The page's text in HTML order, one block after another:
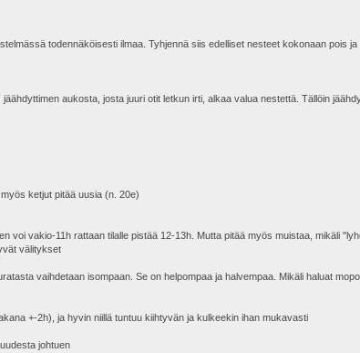
todennäköisesti ilmaa. Tyhjennä siis edelliset nesteet kokonaan pois
aukosta, josta juuri otit letkun irti, alkaa valua nestettä. Tällöin
ketjut pitää uusia (n. 20e)
vakio-11h rattaan tilalle pistää 12-13h. Mutta pitää myös muistaa, mikäli
välitykset
vaihdetaan isompaan. Se on helpompaa ja halvempaa. Mikäli haluat
+-2h), ja hyvin niillä tuntuu kiihtyvän ja kulkeekin ihan mukavasti
johtuen